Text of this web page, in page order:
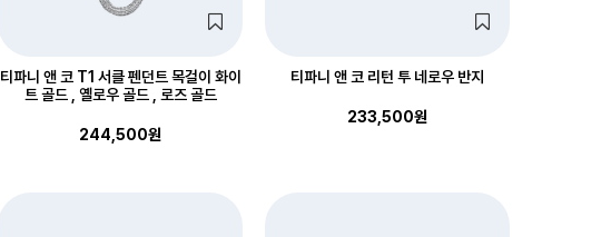
티파니 앤 코 T1 서클 펜던트 목걸이 화이
트 골드 , 옐로우 골드 , 로즈 골드
244,500원
티파니 앤 코 리턴 투 네로우 반지
233,500원